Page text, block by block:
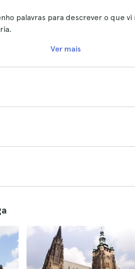
palavras para descrever o que
Ver mais